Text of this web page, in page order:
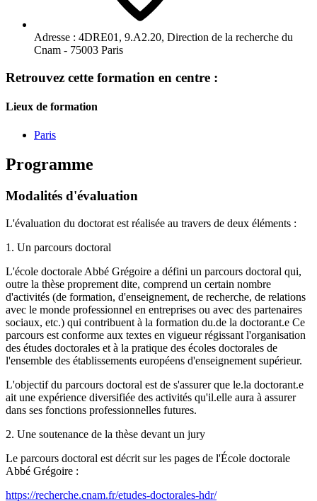
Adresse : 4DRE01, 9.A2.20, Direction de la recherche du
Cnam - 75003 Paris
Retrouvez cette formation en centre :
Lieux de formation
Paris
Programme
Modalités d'évaluation
L'évaluation du doctorat est réalisée au travers de deux éléments :
1. Un parcours doctoral
L'école doctorale Abbé Grégoire a défini un parcours doctoral qui,
outre la thèse proprement dite, comprend un certain nombre
d'activités (de formation, d'enseignement, de recherche, de relations
avec le monde professionnel en entreprises ou avec des partenaires
sociaux, etc.) qui contribuent à la formation du.de la doctorant.e Ce
parcours est conforme aux textes en vigueur régissant l'organisation
des études doctorales et à la pratique des écoles doctorales de
l'ensemble des établissements européens d'enseignement supérieur.
L'objectif du parcours doctoral est de s'assurer que le.la doctorant.e
ait une expérience diversifiée des activités qu'il.elle aura à assurer
dans ses fonctions professionnelles futures.
2. Une soutenance de la thèse devant un jury
Le parcours doctoral est décrit sur les pages de l'École doctorale
Abbé Grégoire :
https://recherche.cnam.fr/etudes-doctorales-hdr/